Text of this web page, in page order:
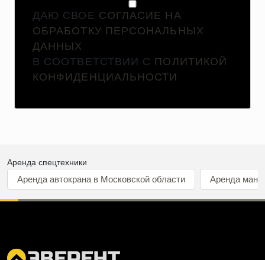
ДАЮ СВОЕ СОГЛАСИЕ НА
ОБРАБОТКУ ПЕРСОНАЛЬНЫХ
ДАННЫХ
В СООТВЕТСТВИИ С ПОЛИТИКОЙ
КОНФИДЕНЦИАЛЬНОСТИ
Аренда спецтехники
Аренда автокрана в Московской области Аренда